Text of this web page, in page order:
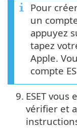
Pour
un
appuyez
tapez
Apple.
compte
9. ESET
vérifier et